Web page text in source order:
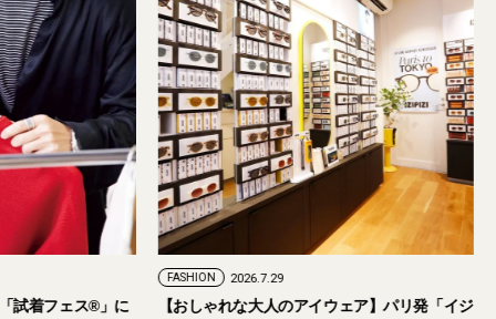
2026年9月5日・6日開催。「試着フェス®︎」に
【おしゃれな大人